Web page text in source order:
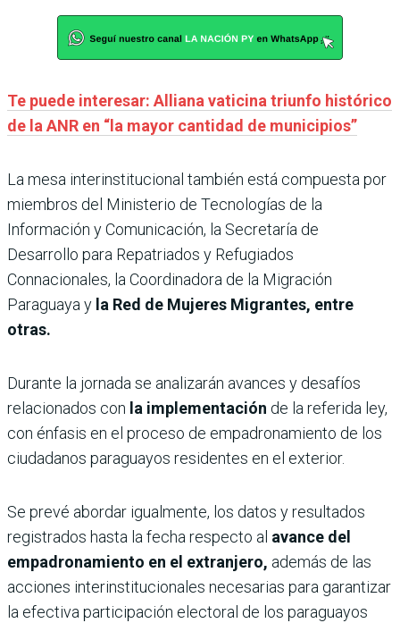
Te puede interesar: Alliana vaticina triunfo histórico
de la ANR en “la mayor cantidad de municipios”
La mesa interinstitucional también está compuesta por
miembros del Ministerio de Tecnologías de la
Información y Comunicación, la Secretaría de
Desarrollo para Repatriados y Refugiados
Connacionales, la Coordinadora de la Migración
Paraguaya y la Red de Mujeres Migrantes, entre
otras.
Durante la jornada se analizarán avances y desafíos
relacionados con la implementación de la referida ley,
con énfasis en el proceso de empadronamiento de los
ciudadanos paraguayos residentes en el exterior.
Se prevé abordar igualmente, los datos y resultados
registrados hasta la fecha respecto al avance del
empadronamiento en el extranjero, además de las
acciones interinstitucionales necesarias para garantizar
la efectiva participación electoral de los paraguayos